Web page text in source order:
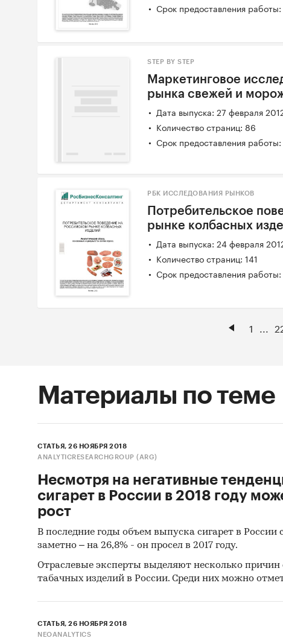
Срок предоставления работы:
STEP BY STEP
Маркетинговое
рынка свежей и
Дата выпуска: 27 февраля
Количество страниц: 86
Срок предоставления работы:
РБК ИССЛЕДОВАНИЯ РЫНКОВ
Потребительское
рынке колбасных
Дата выпуска: 24 февраля
Количество страниц: 141
Срок предоставления работы:
1
Материалы по теме
СТАТЬЯ, 26 НОЯБРЯ 2018
ANALYTICRESEARCHGROUP (ARG)
Несмотря на негативные
сигарет в России в 2018 году
рост
В последние годы объем выпуска сигарет в России
заметно – на 26,8% - он просел в 2017 году.
Отраслевые эксперты выделяют несколько
табачных изделий в России. Среди них можно
СТАТЬЯ, 26 НОЯБРЯ 2018
NEOANALYTICS